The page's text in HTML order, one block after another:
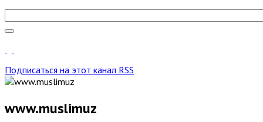
Подписаться на этот канал RSS
www.muslimuz